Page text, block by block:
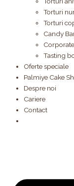
Torturi
Torturi
Candy
Tasting
Oferte speciale
Palmiye Cake
Despre noi
Cariere
Contact